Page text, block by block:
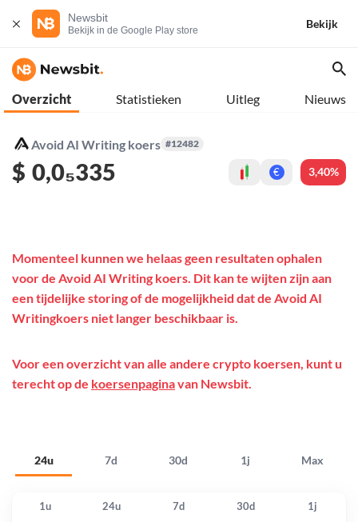
Newsbit
Bekijk in de Google Play store
Bekijk
Overzicht Statistieken Uitleg Nieuws
Avoid AI Writing koers #12482
$ 0,0₅335 € 3,40%
24u 7d 30d 1j Max
Momenteel kunnen we helaas geen resultaten ophalen
voor de Avoid AI Writing koers. Dit kan te wijten zijn aan
een tijdelijke storing of de mogelijkheid dat de Avoid AI
Writingkoers niet langer beschikbaar is.
Voor een overzicht van alle andere crypto koersen, kunt u
terecht op de koersenpaginavan Newsbit.
1u 24u 7d 30d 1j